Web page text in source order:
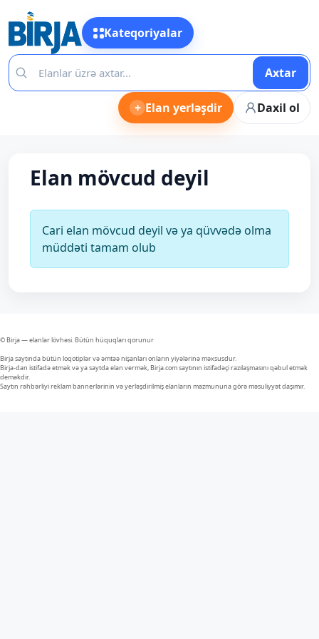
Kateqoriyalar
Axtar
+ Elan yerləşdir Daxil ol
Elan mövcud deyil
Cari elan mövcud deyil və ya qüvvədə olma
müddəti tamam olub
© Birja — elanlar lövhəsi. Bütün hüquqları qorunur
Birja saytında bütün loqotiplər və əmtəə nişanları onların yiyələrinə məxsusdur.
Birja-dan istifadə etmək və ya saytda elan vermək, Birja.com saytının istifadəçi razılaşmasını qəbul etmək
deməkdir.
Saytın rəhbərliyi reklam bannerlərinin və yerləşdirilmiş elanların məzmununa görə məsuliyyət daşımır.